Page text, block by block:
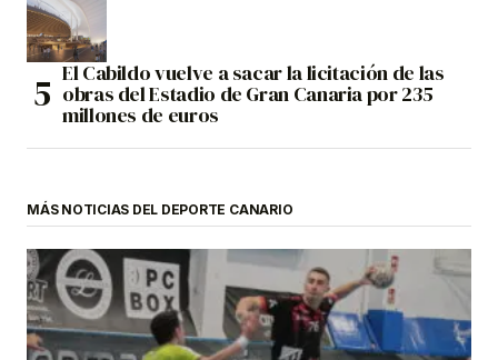
El Cabildo vuelve a sacar la licitación de las
obras del Estadio de Gran Canaria por 235
millones de euros
MÁS NOTICIAS DEL DEPORTE CANARIO